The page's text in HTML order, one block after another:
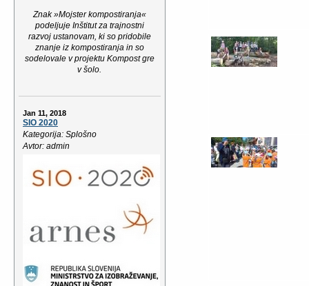
Znak »Mojster kompostiranja«
podeljuje Inštitut za trajnostni
razvoj ustanovam, ki so pridobile
znanje iz kompostiranja in so
sodelovale v projektu Kompost gre
v šolo.
Jan 11, 2018
SIO 2020
Kategorija: Splošno
Avtor: admin